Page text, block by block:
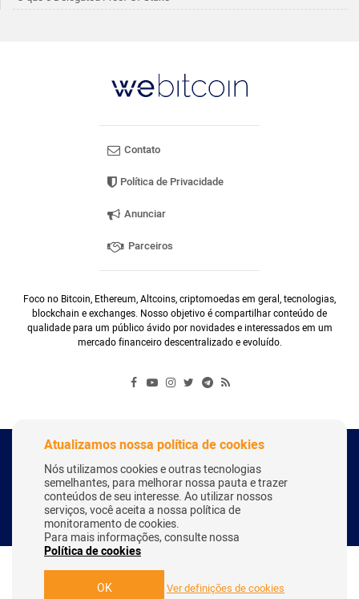
Contato
Política de Privacidade
Anunciar
Parceiros
Foco no Bitcoin, Ethereum, Altcoins, criptomoedas em geral, tecnologias,
blockchain e exchanges. Nosso objetivo é compartilhar conteúdo de
qualidade para um público ávido por novidades e interessados em um
mercado financeiro descentralizado e evoluído.
Copyright Webitcoin 2018 - Todos os Direitos Reservados
Desenvolvido por: Herick Correa
Atualizamos nossa política de cookies
Nós utilizamos cookies e outras tecnologias
semelhantes, para melhorar nossa pauta e trazer
conteúdos de seu interesse. Ao utilizar nossos
serviços, você aceita a nossa política de
monitoramento de cookies.
Para mais informações, consulte nossa
Política de cookies
OK Ver definições de cookies